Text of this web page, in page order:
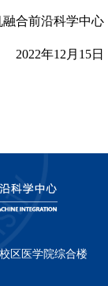
合前沿科学中心
2022年12 月 15日
区医学院综合楼